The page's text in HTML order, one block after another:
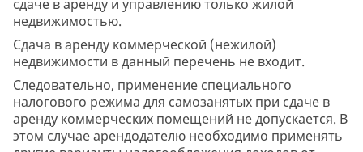
сдаче в аренду и управлению только жилой
недвижимостью.
Сдача в аренду коммерческой (нежилой)
недвижимости в данный перечень не входит.
Следовательно, применение специального
налогового режима для самозанятых при сдаче в
аренду коммерческих помещений не допускается. В
этом случае арендодателю необходимо применять